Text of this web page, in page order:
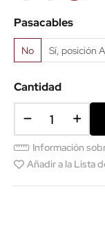
aluminio
Pasacables
No Sí, posición A
Cantidad
Información
Añadir a la Lista